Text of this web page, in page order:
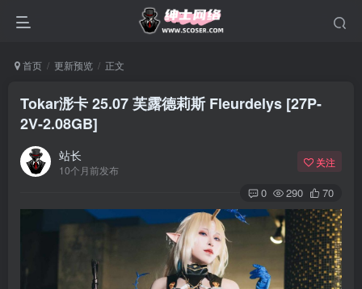
首页 更新预览 正文
Tokar浵卡 25.07 芙露德莉斯 Fleurdelys [27P-
2V-2.08GB]
站长
10个月前发布
关注
0 290 70